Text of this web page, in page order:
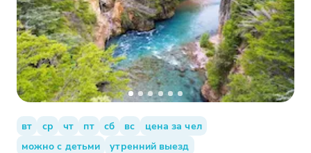
вт ср чт пт сб вс
цена за чел
можно с детьми
утренний выезд